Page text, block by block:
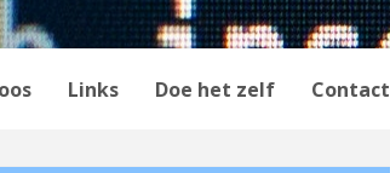
Links Doe het zelf Contact